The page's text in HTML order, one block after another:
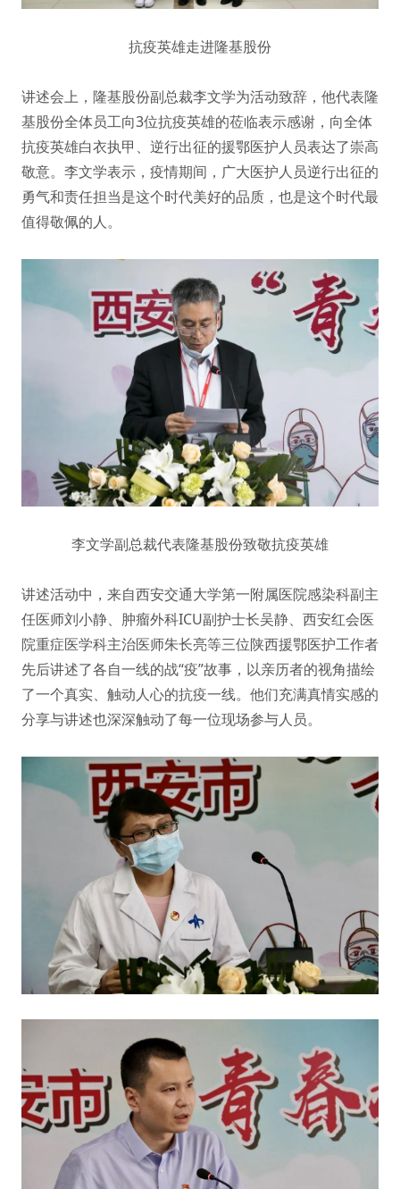
抗疫英雄走进隆基股份
讲述会上，隆基股份副总裁李文学为活动致辞，他代表隆
基股份全体员工向3位抗疫英雄的莅临表示感谢，向全体
抗疫英雄白衣执甲、逆行出征的援鄂医护人员表达了崇高
敬意。李文学表示，疫情期间，广大医护人员逆行出征的
勇气和责任担当是这个时代美好的品质，也是这个时代最
值得敬佩的人。
李文学副总裁代表隆基股份致敬抗疫英雄
讲述活动中，来自西安交通大学第一附属医院感染科副主
任医师刘小静、肿瘤外科ICU副护士长吴静、西安红会医
院重症医学科主治医师朱长亮等三位陕西援鄂医护工作者
先后讲述了各自一线的战“疫”故事，以亲历者的视角描绘
了一个真实、触动人心的抗疫一线。他们充满真情实感的
分享与讲述也深深触动了每一位现场参与人员。